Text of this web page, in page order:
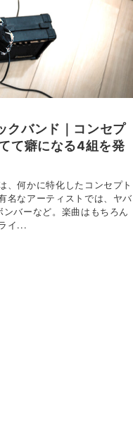
クバンド｜コンセプ
て癖になる4組を発
、何かに特化したコンセプト
名なアーティストでは、ヤバ
バーなど。楽曲はもちろん
イ...